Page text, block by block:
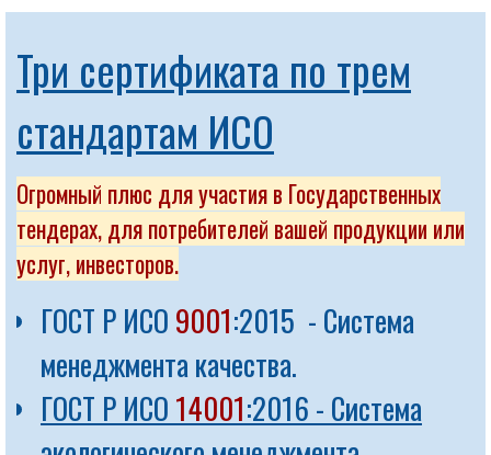
Три сертификата по трем
стандартам ИСО
Огромный плюс для участия в Государственных
тендерах, для потребителей вашей продукции или
услуг, инвесторов.
ГОСТ Р ИСО 9001:2015 - Система
менеджмента качества.
ГОСТ Р ИСО 14001:2016 - Система